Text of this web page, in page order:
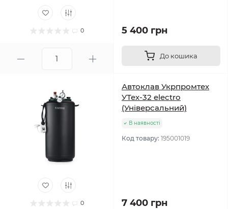
0 5 400 грн
До кошика
0
Автоклав Укрпромтех
УТех-32 electro
(Універсальний)
В наявності
Код товару: 195001019
7 400 грн